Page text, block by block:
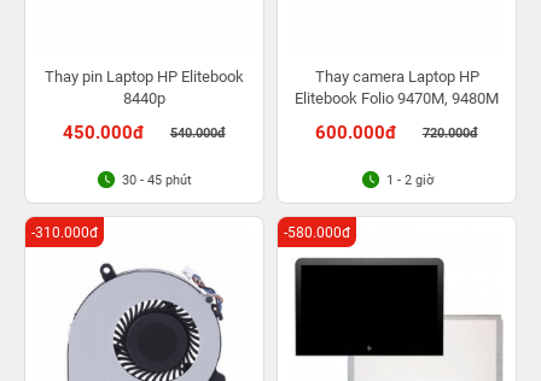
Thay pin Laptop HP Elitebook
8440p
450.000đ 540.000đ
30 - 45 phút
Thay camera Laptop HP
Elitebook Folio 9470M, 9480M
600.000đ 720.000đ
1 - 2 giờ
-310.000đ -580.000đ